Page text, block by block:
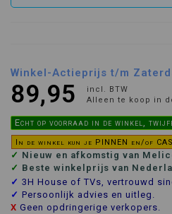
Winkel-Actieprijs t/m
89,95
incl. BTW
Alleen te koop in
Echt op voorraad in de winkel,
In de winkel kun je PINNEN en/of
✓ Nieuw en afkomstig van
✓ Beste winkelprijs van
✓ 3H House of TVs, vertrouwd
✓ Persoonlijk advies en uitleg.
X Geen opdringerige verkopers.